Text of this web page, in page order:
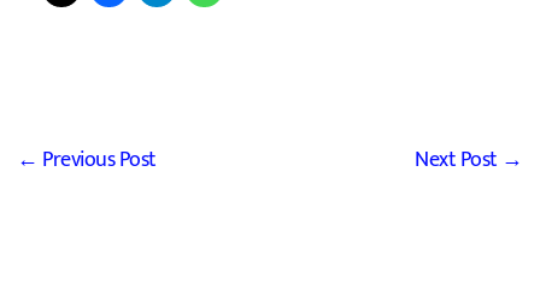
← Previous Post Next Post →